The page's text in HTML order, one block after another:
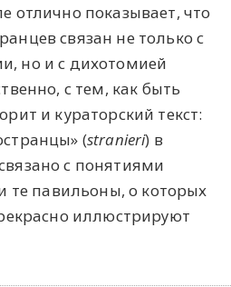
отлично показывает, что
связан не только с
но и с дихотомией
с тем, как быть
и кураторский текст:
(stranieri) в
с понятиями
те павильоны, о которых
иллюстрируют